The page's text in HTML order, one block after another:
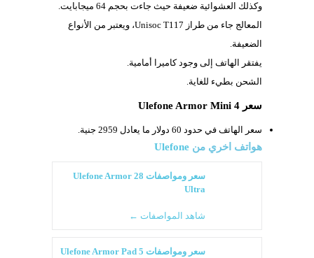
وكذلك العشوائية ضعيفة حيث جاءت بحجم 64 ميجابايت.
المعالج جاء من طراز
Unisoc T117، ويعتبر من الأنواع
الضعيفة.
يفتقر الهاتف إلى وجود كاميرا أمامية.
الشحن بطيء للغاية.
سعر Ulefone Armor Mini 4
سعر الهاتف في حدود 60 دولار ما يعادل 2959 جنية.
هواتف اخري من Ulefone
سعر ومواصفات Ulefone Armor 28
Ultra
شاهد المواصفات ←
سعر ومواصفات Ulefone Armor Pad 5